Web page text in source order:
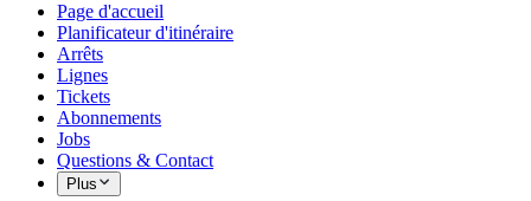
Page d'accueil
Planificateur d'itinéraire
Arrêts
Lignes
Tickets
Abonnements
Jobs
Questions & Contact
Plus